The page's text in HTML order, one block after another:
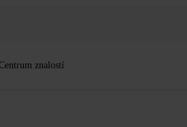
znalostí